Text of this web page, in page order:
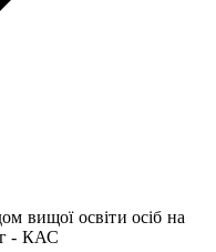
вищої освіти осіб на
- КАС